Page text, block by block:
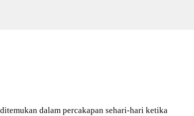
dalam percakapan sehari-hari ketika